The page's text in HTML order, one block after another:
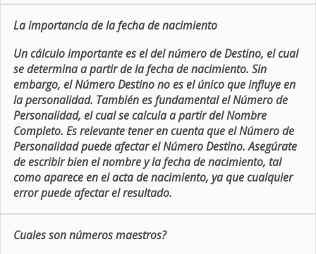
La importancia de la fecha de nacimiento
Un cálculo importante es el del número de Destino, el cual
se determina a partir de la fecha de nacimiento. Sin
embargo, el Número Destino no es el único que influye en
la personalidad. También es fundamental el Número de
Personalidad, el cual se calcula a partir del Nombre
Completo. Es relevante tener en cuenta que el Número de
Personalidad puede afectar el Número Destino. Asegúrate
de escribir bien el nombre y la fecha de nacimiento, tal
como aparece en el acta de nacimiento, ya que cualquier
error puede afectar el resultado.
Cuales son números maestros?